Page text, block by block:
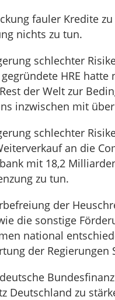
fauler Kredite
nichts zu tun.
schlechter
HRE
der Welt zur
inzwischen mit
schlechter
an die
mit 18,2
zu tun.
der
die sonstige
national
der Regierungen
Deutschland zu